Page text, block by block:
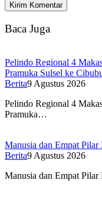
Baca Juga
Pelindo Regional 4
Pramuka Sulsel ke
Berita9 Agustus 2026
Pelindo Regional 4
Pramuka…
Manusia dan Empat Pilar
Berita9 Agustus 2026
Manusia dan Empat